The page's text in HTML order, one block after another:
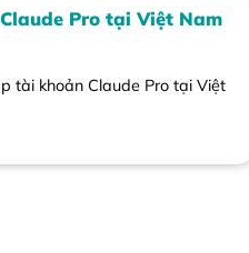
Pro tại Việt Nam
tài khoản Claude Pro tại Việt